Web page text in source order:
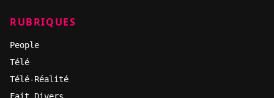
RUBRIQUES
People
Télé
Télé-Réalité
Fait Divers